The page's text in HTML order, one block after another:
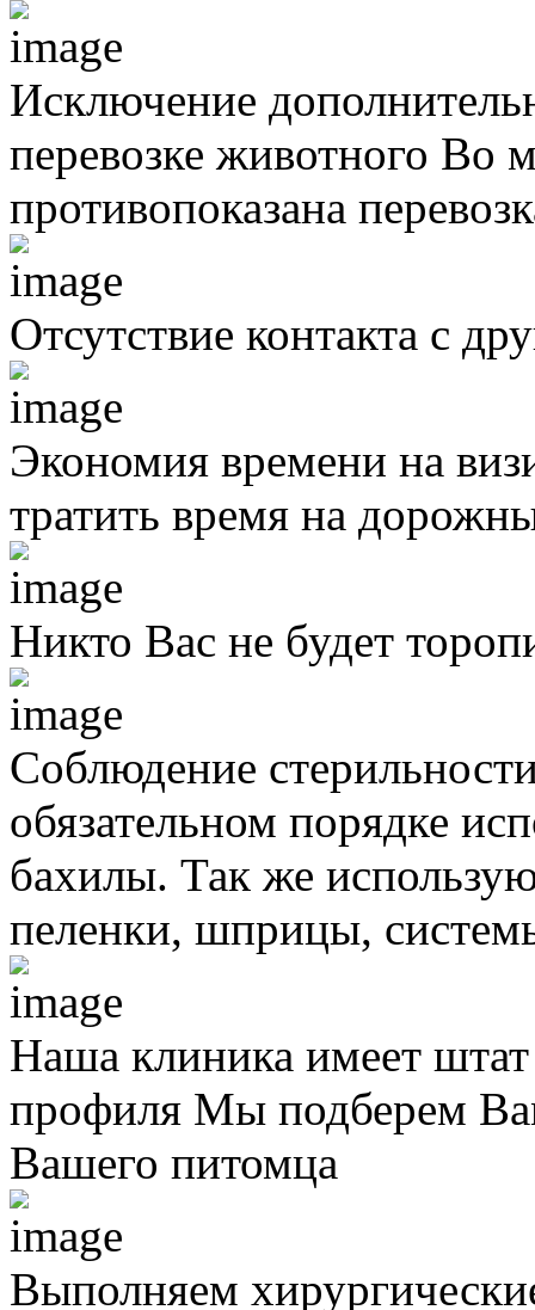
Исключение
перевозке животного Во
противопоказана
Отсутствие контакта с
Экономия времени на
тратить время на
Никто Вас не будет
Соблюдение
обязательном порядке
бахилы. Так же
пеленки, шприцы,
Наша клиника имеет
профиля Мы подберем
Вашего питомца
Выполняем